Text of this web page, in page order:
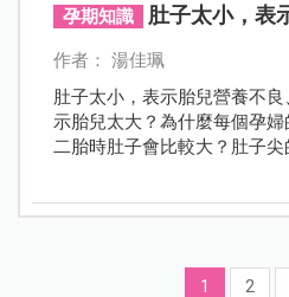
孕期知識 肚子太小，表
作者： 湯佳珮
肚子太小，表示胎兒營養不
示胎兒太大？為什麼每個孕
二胎時肚子會比較大？肚子
1 2